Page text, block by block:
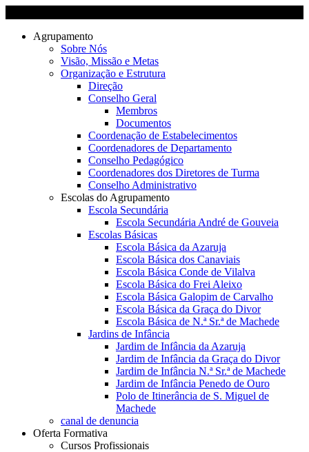
Agrupamento
Sobre Nós
Visão, Missão e Metas
Organização e Estrutura
Direção
Conselho Geral
Membros
Documentos
Coordenação de Estabelecimentos
Coordenadores de Departamento
Conselho Pedagógico
Coordenadores dos Diretores de Turma
Conselho Administrativo
Escolas do Agrupamento
Escola Secundária
Escola Secundária André de Gouveia
Escolas Básicas
Escola Básica da Azaruja
Escola Básica dos Canaviais
Escola Básica Conde de Vilalva
Escola Básica do Frei Aleixo
Escola Básica Galopim de Carvalho
Escola Básica da Graça do Divor
Escola Básica de N.ª Sr.ª de Machede
Jardins de Infância
Jardim de Infância da Azaruja
Jardim de Infância da Graça do Divor
Jardim de Infância N.ª Sr.ª de Machede
Jardim de Infância Penedo de Ouro
Polo de Itinerância de S. Miguel de
Machede
canal de denuncia
Oferta Formativa
Cursos Profissionais